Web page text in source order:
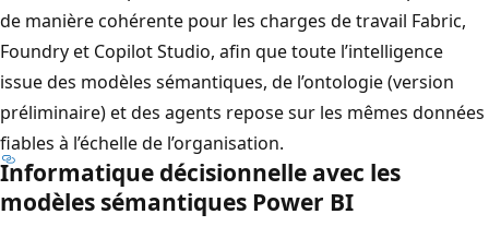
de manière cohérente pour les charges de travail Fabric,
Foundry et Copilot Studio, afin que toute l’intelligence
issue des modèles sémantiques, de l’ontologie (version
préliminaire) et des agents repose sur les mêmes données
fiables à l’échelle de l’organisation.
Informatique décisionnelle avec les
modèles sémantiques Power BI